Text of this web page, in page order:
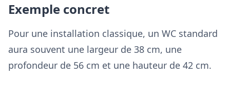
Exemple concret
Pour une installation classique, un WC standard
aura souvent une largeur de 38 cm, une
profondeur de 56 cm et une hauteur de 42 cm.